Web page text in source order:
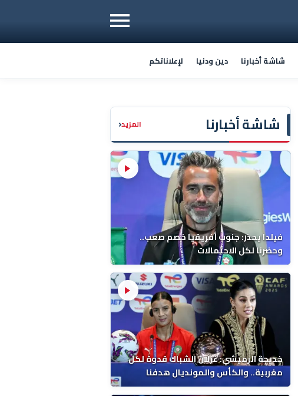
شاشة أخبارنا دين ودنيا لإعلاناتكم
شاشة أخبارنا المزيد‹
فيلدا يحذر: جنوب أفريقيا خصم صعب..
وحضرنا لكل الاحتمالات
خديجة الرميشي: غزلان الشباك قدوة لكل
مغربية.. والكأس والمونديال هدفنا